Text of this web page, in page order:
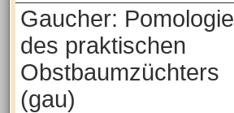
Gaucher: Pomologie
des praktischen
Obstbaumzüchters
(gau)